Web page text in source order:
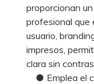
proporcionan
profesional que
usuario,
impresos,
clara sin
● Emplea el